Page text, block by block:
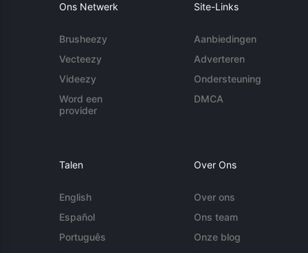
Ons Netwerk
Brusheezy
Vecteezy
Videezy
Word een
provider
Site-Links
Aanbiedingen
Adverteren
Ondersteuning
DMCA
Talen
English
Español
Português
Over Ons
Over ons
Ons team
Onze blog